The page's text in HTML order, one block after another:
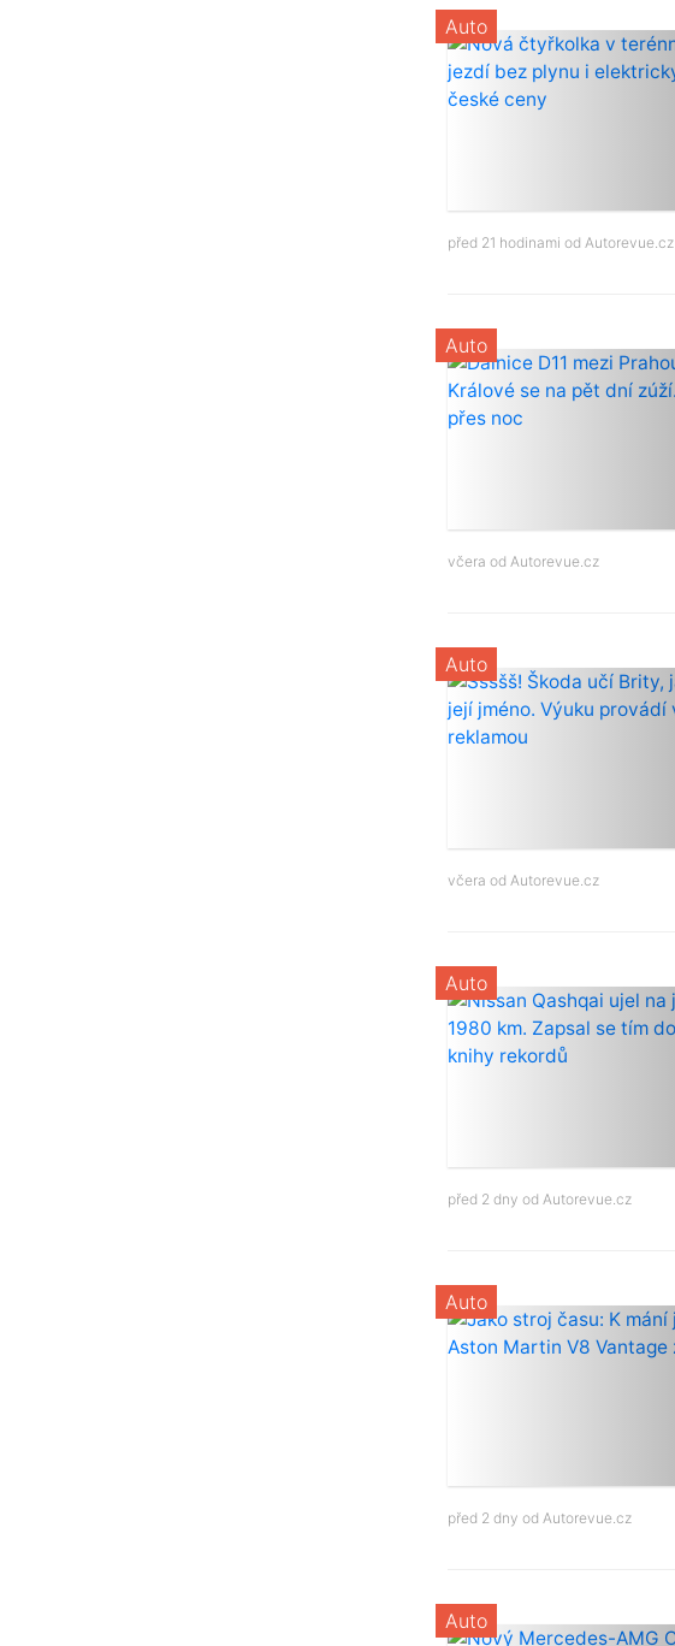
Auto
před 21 hodinami od Autorevue.cz
Auto
včera od Autorevue.cz
Auto
včera od Autorevue.cz
Auto
před 2 dny od Autorevue.cz
Auto
před 2 dny od Autorevue.cz
Auto